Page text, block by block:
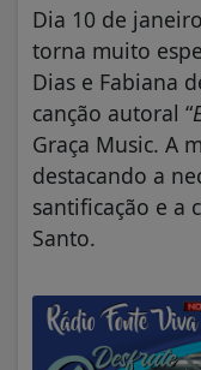
Dia 10 de
torna muito
Dias e Fabiana
canção autoral “
Graça Music. A
destacando a
santificação e a
Santo.